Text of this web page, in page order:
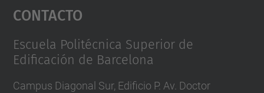
powered by
Contacto
Escuela Politécnica Superior de
Edificación de Barcelona
Campus Diagonal Sur, Edificio P. Av. Doctor